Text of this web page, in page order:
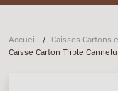
Accueil / Caisses Cartons
Caisse Carton Triple